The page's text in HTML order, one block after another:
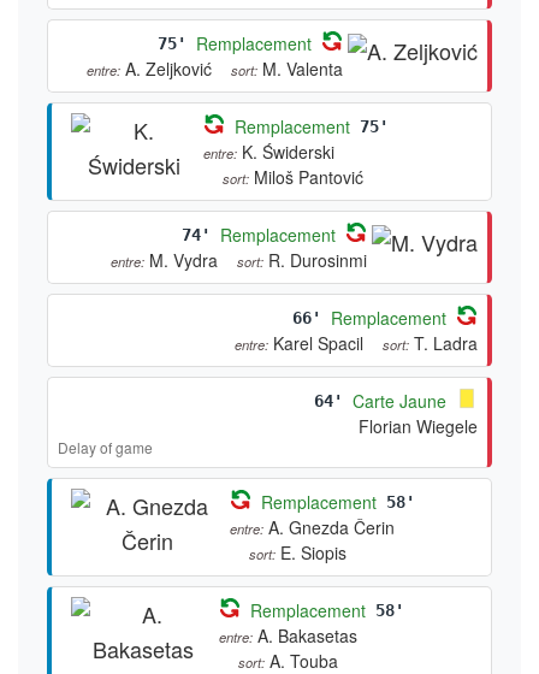
75' Remplacement
entre: A. Zeljković sort: M. Valenta
Remplacement 75'
entre: K. Świderski
sort: Miloš Pantović
74' Remplacement
entre: M. Vydra sort: R. Durosinmi
66' Remplacement
entre: Karel Spacil sort: T. Ladra
64'
Carte Jaune
Florian Wiegele
Delay of game
Remplacement 58'
entre: A. Gnezda Čerin
sort: E. Siopis
Remplacement 58'
entre: A. Bakasetas
sort: A. Touba